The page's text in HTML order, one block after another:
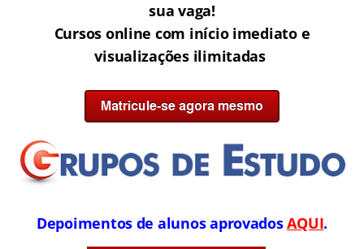
sua vaga!
Cursos online com início imediato e
visualizações ilimitadas
Depoimentos de alunos aprovadosAQUI.